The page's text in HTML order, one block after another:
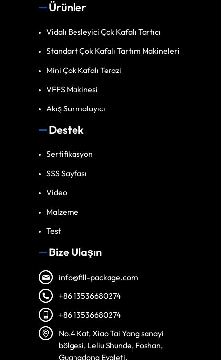
Ürünler
Vidalı Besleyici Çok Kafalı Tartıcı
Standart Çok Kafalı Tartım Makineleri
Mini Çok Kafalı Terazi
VFFS Makinesi
Akış Sarmalayıcı
Destek
Sertifikasyon
SSS Sayfası
Video
Malzeme
Test
Bize Ulaşın
info@fill-package.com
+86 13536680274
+86 13536680274
No.4 Kat, Xiao Tai Yang sanayi
bölgesi, Leliu Shunde, Foshan,
Guangdong Eyaleti.
Vietnamese